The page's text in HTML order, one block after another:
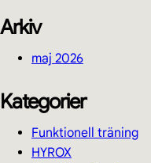
Arkiv
maj 2026
Kategorier
Funktionell träning
HYROX